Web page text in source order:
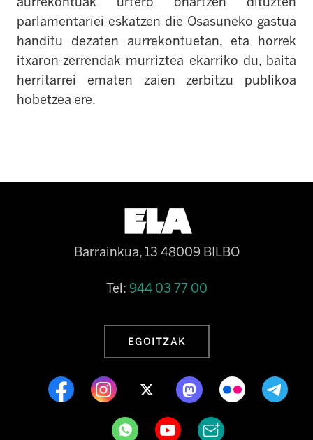
parlamentariei eskatzen die Osasuneko gastua
handitu dezaten aurrekontuetan, eta horrek
itxaron-zerrendak murriztea ekarriko du, baita
herritarrei ematen zaien zerbitzu publikoa
hobetzea ere.
Barrainkua, 13 48009 BILBO
Tel: 944 03 77 00
EGOITZAK